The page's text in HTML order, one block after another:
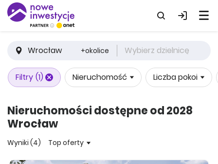
Wrocław +okolice Wybierz dzielnicę
Filtry (1) Nieruchomość Liczba pokoi
Nieruchomości dostępne od 2028
Wrocław
Wyniki (4) Top oferty